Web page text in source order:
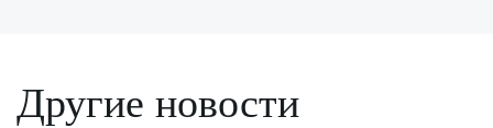
Другие новости